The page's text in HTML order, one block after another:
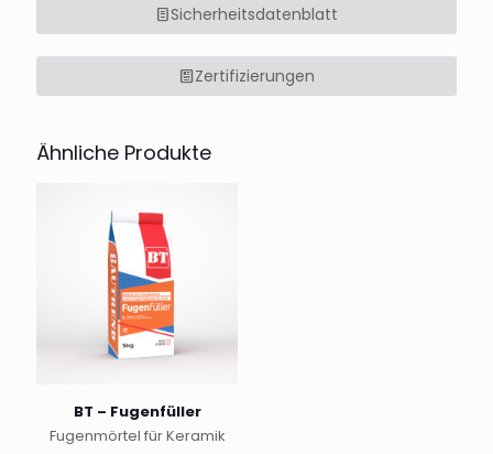
Sicherheitsdatenblatt
Zertifizierungen
Ähnliche Produkte
BT – Fugenfüller
Fugenmörtel für Keramik